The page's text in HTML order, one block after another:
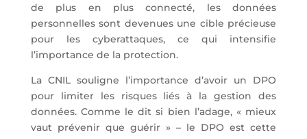
de plus en plus connecté, les données
personnelles sont devenues une cible précieuse
pour les cyberattaques, ce qui intensifie
l’importance de la protection.
La CNIL souligne l’importance d’avoir un DPO
pour limiter les risques liés à la gestion des
données. Comme le dit si bien l’adage, « mieux
vaut prévenir que guérir » – le DPO est cette